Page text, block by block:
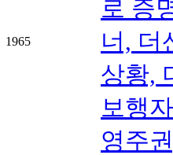
1965
로 증
너, 더
상황,
보행
영주